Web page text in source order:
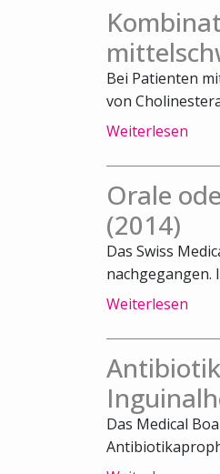
Bei Patienten
von
Weiterlesen
Orale
(2014)
Das Swiss
nachgegangen.
Weiterlesen
Das Medical